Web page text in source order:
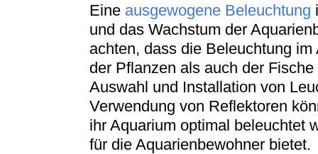
Eine ausgewogene Beleuchtung
und das Wachstum der
achten, dass die Beleuchtung
der Pflanzen als auch der
Auswahl und Installation von
Verwendung von Reflektoren
ihr Aquarium optimal beleuchtet
für die Aquarienbewohner bietet.